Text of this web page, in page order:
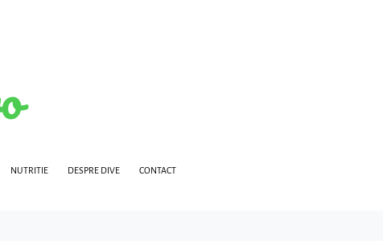
NUTRITIE DESPRE DIVE CONTACT